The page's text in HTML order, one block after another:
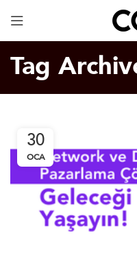
Tag
30
OCA